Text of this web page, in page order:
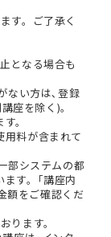
す。ご了承く
となる場合も
ない方は､登録
座を除く)。
。
用料が含まれて
部システムの都
す。｢講座内
額をご確認くだ
ります。